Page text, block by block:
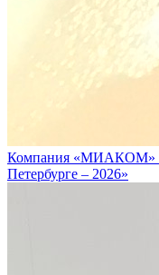
Компания «МИАКОМ» -
Петербурге – 2026»